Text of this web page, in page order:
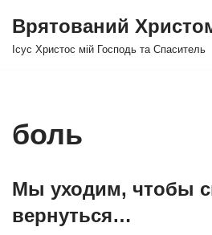
Перейти
Врятований
Ісус Христос мій Господь та Спаситель
боль
Мы уходим, чтобы
вернуться…